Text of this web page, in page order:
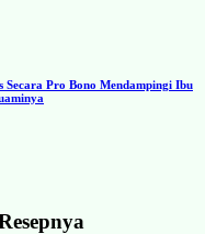
Pro Bono Mendampingi Ibu